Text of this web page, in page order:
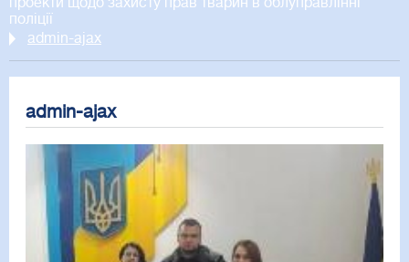
поліції
admin-ajax
admin-ajax